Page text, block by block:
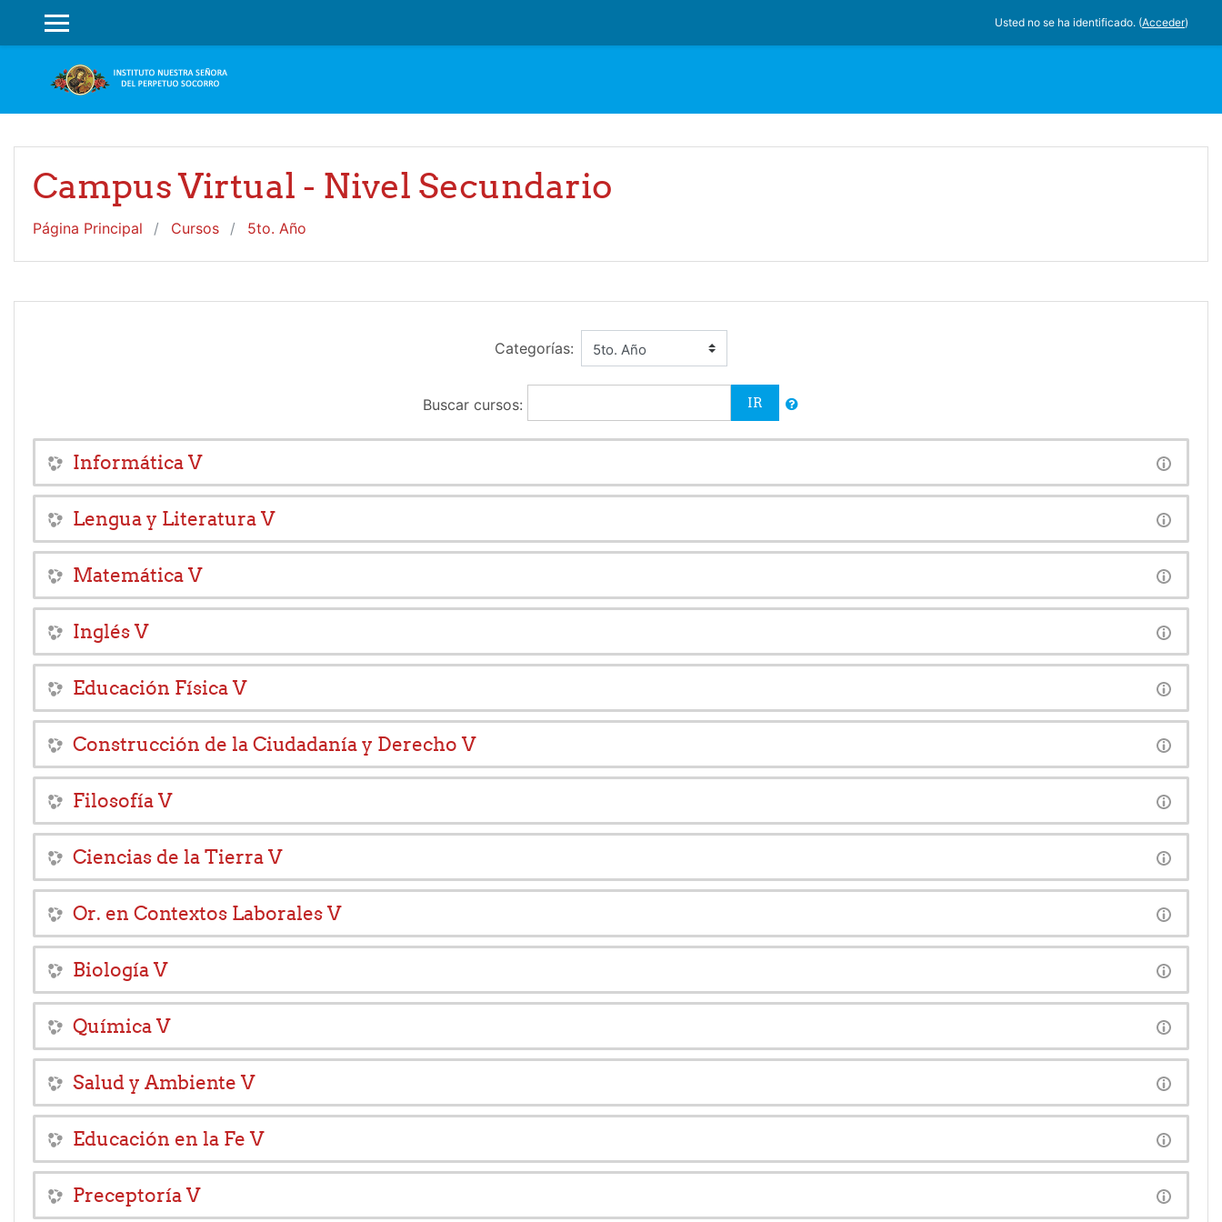
PANEL LATERAL
Usted no se ha identificado. (Acceder)
Campus Virtual - Nivel Secundario
Página Principal Cursos 5to. Año
Categorías:
Buscar cursos:
Informática V
Lengua y Literatura V
Matemática V
Inglés V
Educación Física V
Construcción de la Ciudadanía y Derecho V
Filosofía V
Ciencias de la Tierra V
Or. en Contextos Laborales V
Biología V
Química V
Salud y Ambiente V
Educación en la Fe V
Preceptoría V